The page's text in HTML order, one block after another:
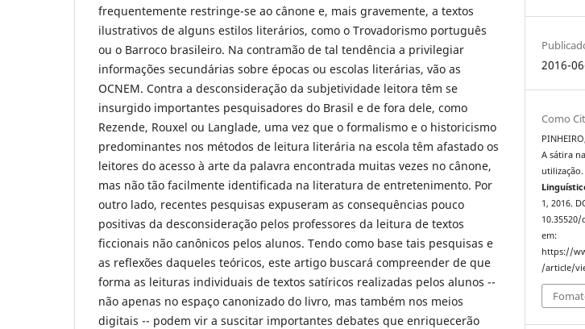
frequentemente restringe-se ao cânone e, mais gravemente, a textos
ilustrativos de alguns estilos literários, como o Trovadorismo português
ou o Barroco brasileiro. Na contramão de tal tendência a privilegiar
informações secundárias sobre épocas ou escolas literárias, vão as
OCNEM. Contra a desconsideração da subjetividade leitora têm se
insurgido importantes pesquisadores do Brasil e de fora dele, como
Rezende, Rouxel ou Langlade, uma vez que o formalismo e o historicismo
predominantes nos métodos de leitura literária na escola têm afastado os
leitores do acesso à arte da palavra encontrada muitas vezes no cânone,
mas não tão facilmente identificada na literatura de entretenimento. Por
outro lado, recentes pesquisas expuseram as consequências pouco
positivas da desconsideração pelos professores da leitura de textos
ficcionais não canônicos pelos alunos. Tendo como base tais pesquisas e
as reflexões daqueles teóricos, este artigo buscará compreender de que
forma as leituras individuais de textos satíricos realizadas pelos alunos --
não apenas no espaço canonizado do livro, mas também nos meios
digitais -- podem vir a suscitar importantes debates que enriquecerão
2016-
Como
A sátira
utilização.
1, 2016.
em:
https://
/article/